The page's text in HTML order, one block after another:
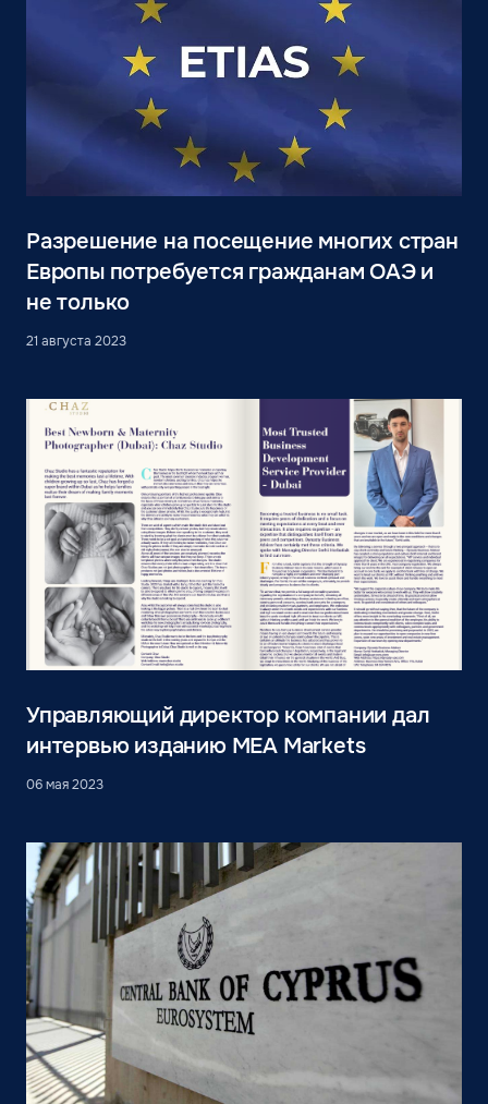
Разрешение на посещение многих стран
Европы потребуется гражданам ОАЭ и
не только
21 августа 2023
Управляющий директор компании дал
интервью изданию MEA Markets
06 мая 2023